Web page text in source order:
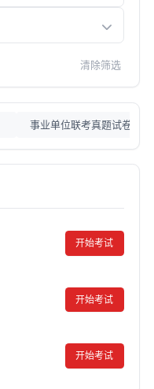
清除筛选
事业单位联考真题试卷
开始考试
开始考试
开始考试